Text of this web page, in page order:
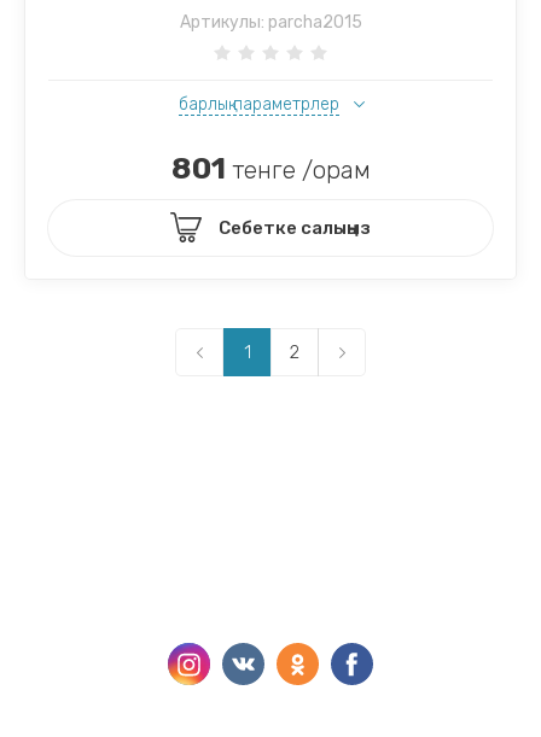
Артикулы: parcha2015
барлық параметрлер
801 тенге /орам
Себетке салыңыз
1 2